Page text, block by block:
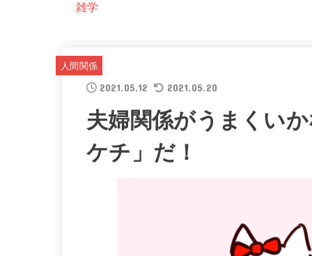
雑学
人間関係
2021.05.12 2021.05.20
夫婦関係がうまくい
ケチ」だ！